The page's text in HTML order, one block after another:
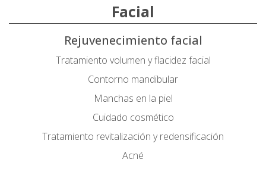
Facial
Rejuvenecimiento facial
Tratamiento volumen y flacidez facial
Contorno mandibular
Manchas en la piel
Cuidado cosmético
Tratamiento revitalización y redensificación
Acné